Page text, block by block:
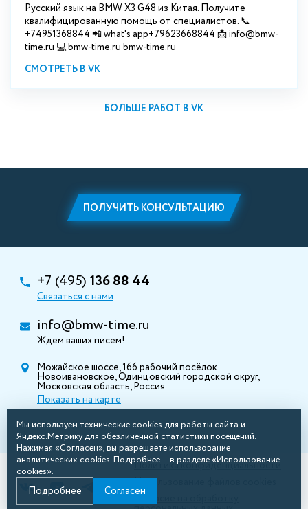
Русский язык на BMW X3 G48 из Китая. Получите
квалифицированную помощь от специалистов. 📞
+74951368844 📲 what's app+79623668844 📩 info@bmw-
time.ru 💻 bmw-time.ru bmw-time.ru
СМОТРЕТЬ В VK
БОЛЬШЕ РАБОТ В VK
ПОЛУЧИТЬ КОНСУЛЬТАЦИЮ
+7 (495) 136 88 44
Связаться с нами
info@bmw-time.ru
Ждем ваших писем!
Можайское шоссе, 166 рабочий посёлок
Новоивановское, Одинцовский городской округ,
Московская область, Россия
Показать на карте
Политика конфиденциальности
Использование файлов cookies
Мы используем технические cookies для работы сайта и
Яндекс.Метрику для обезличенной статистики посещений.
Нажимая «Согласен», вы разрешаете использование
аналитических cookies. Подробнее — в разделе «Использование
cookies».
Подробнее Согласен